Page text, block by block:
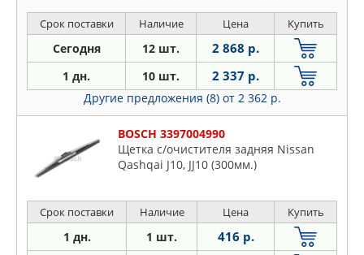
TDCi/2.3/2.5 ST 06-
Срок поставки Наличие Цена Купить
Сегодня 12 шт. 2 868 р.
1 дн. 10 шт. 2 337 р.
Другие предложения (8) от 2 362 р.
BOSCH 3397004990
Щетка с/очистителя задняя Nissan
Qashqai J10, JJ10 (300мм.)
Срок поставки Наличие Цена Купить
1 дн. 1 шт. 416 р.